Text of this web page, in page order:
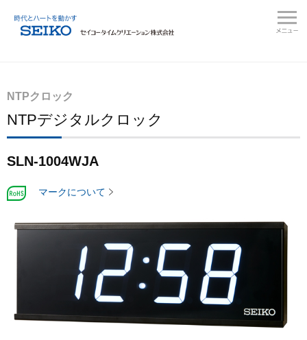
NTPクロック
NTPデジタルクロック
SLN-1004WJA
マークについて